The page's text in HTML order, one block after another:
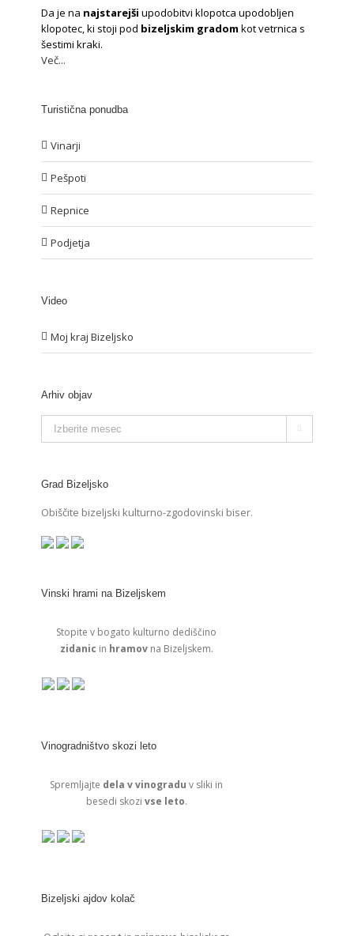
Da je na najstarejši upodobitvi klopotca upodobljen
klopotec, ki stoji pod bizeljskim gradom kot vetrnica s
šestimi kraki.
Več...
Turistična ponudba
Vinarji
Pešpoti
Repnice
Podjetja
Video
Moj kraj Bizeljsko
Arhiv objav
Arhiv
Grad Bizeljsko
Obiščite bizeljski kulturno-zgodovinski biser.
Vinski hrami na Bizeljskem
Stopite v bogato kulturno dediščino
zidanic in hramovna Bizeljskem.
Vinogradništvo skozi leto
Spremljajte dela v vinogradu v sliki in
besedi skozi vse leto.
Bizeljski ajdov kolač